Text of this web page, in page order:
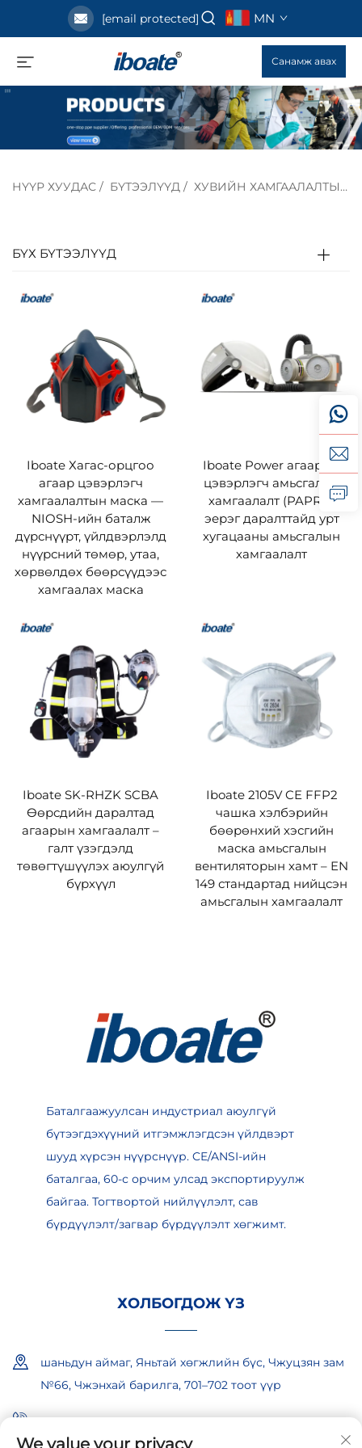
[email protected] MN
Санамж авах
НҮҮР ХУУДАС / БҮТЭЭЛҮҮД / ХУВИЙН ХАМГААЛАЛТЫН ТОНОГ ТӨХӨӨРӨМЖ
БҮХ БҮТЭЭЛҮҮД
Iboate Хагас-орцгоо
агаар цэвэрлэгч
хамгаалалтын маска —
NIOSH-ийн баталж
дүрснүүрт, үйлдвэрлэлд
нүүрсний төмөр, утаа,
хөрвөлдөх бөөрсүүдээс
хамгаалах маска
Iboate Power агаарын
цэвэрлэгч амьсгалын
хамгаалалт (PAPR) –
эерэг даралттайд урт
хугацааны амьсгалын
хамгаалалт
Iboate SK-RHZK SCBA
Өөрсдийн даралтад
агаарын хамгаалалт –
галт үзэгдэлд
төвөгтүшүүлэх аюулгүй
бүрхүүл
Iboate 2105V CE FFP2
чашка хэлбэрийн
бөөрөнхий хэсгийн
маска амьсгалын
вентиляторын хамт – EN
149 стандартад нийцсэн
амьсгалын хамгаалалт
Баталгаажуулсан индустриал аюулгүй
бүтээгдэхүүний итгэмжлэгдсэн үйлдвэрт
шууд хүрсэн нүүрснүүр. CE/ANSI-ийн
баталгаа, 60-с орчим улсад экспортируулж
байгаа. Тогтвортой нийлүүлэлт, сав
бүрдүүлэлт/загвар бүрдүүлэлт хөгжимт.
ХОЛБОГДОЖ ҮЗ
шаньдун аймаг, Яньтай хөгжлийн бүс, Чжуцзян зам
№66, Чжэнхай барилга, 701–702 тоот үүр
+86-18865557722
We value your privacy